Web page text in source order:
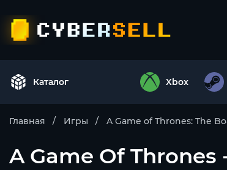
Каталог Xbox
Главная Игры A Game of Thrones: The
A Game Of